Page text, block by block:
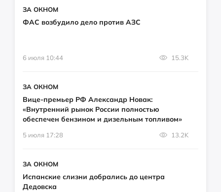
ЗА ОКНОМ
ФАС возбудило дело против АЗС
6 июля 10:44 15.3K
ЗА ОКНОМ
Вице-премьер РФ Александр Новак:
«Внутренний рынок России полностью
обеспечен бензином и дизельным топливом»
5 июля 17:28 13.2K
ЗА ОКНОМ
Испанские слизни добрались до центра
Дедовска